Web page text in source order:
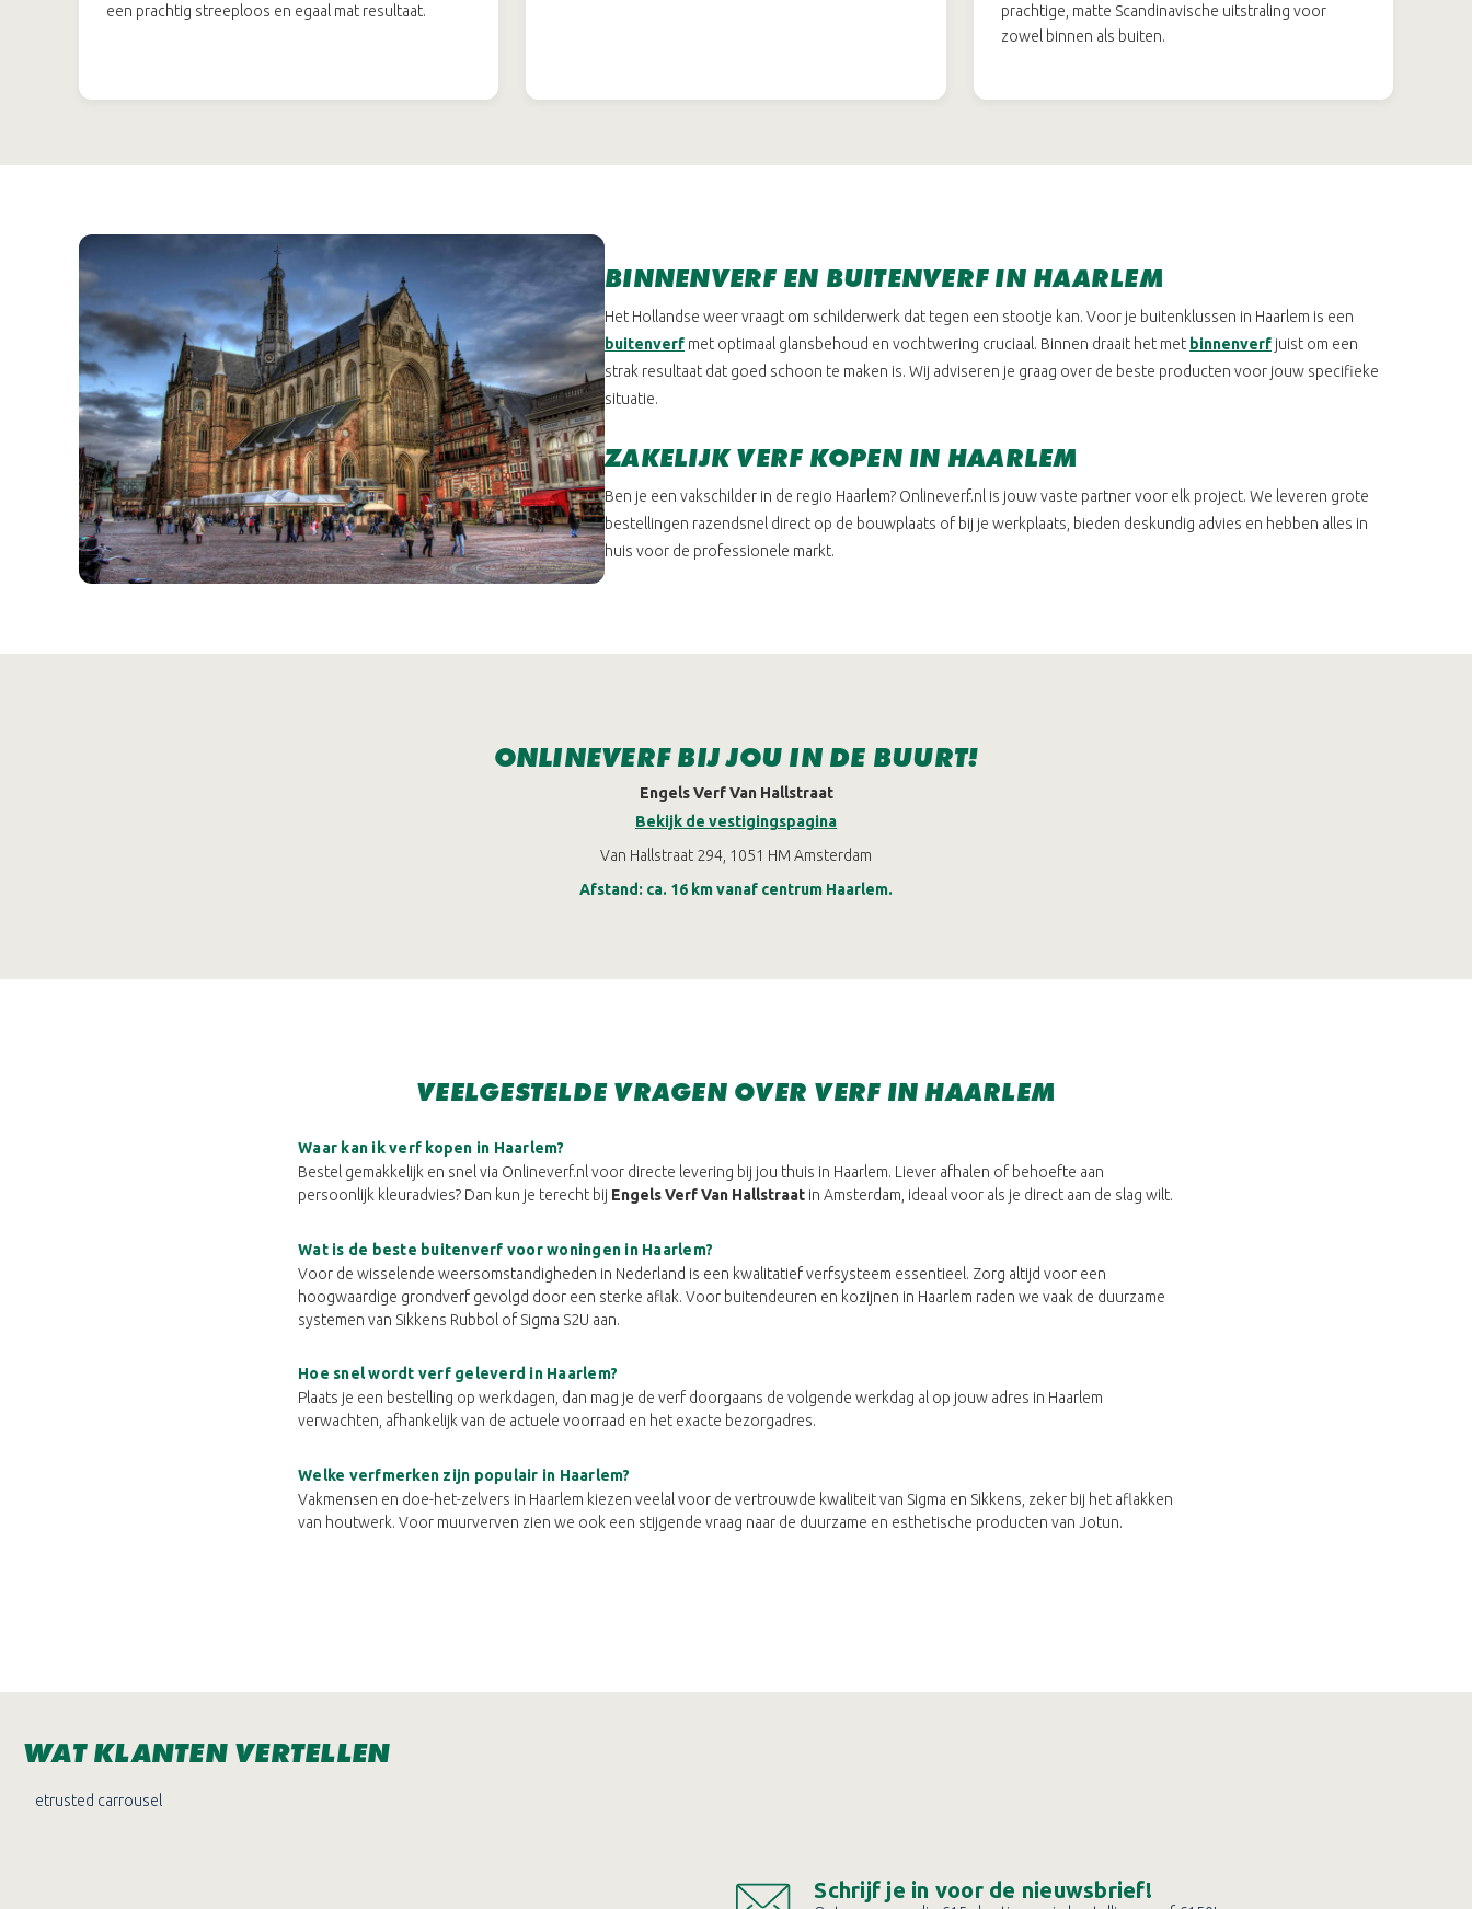
een prachtig streeploos en egaal mat resultaat.
prachtige, matte Scandinavische uitstraling voor
zowel binnen als buiten.
BINNENVERF EN BUITENVERF IN HAARLEM
Het Hollandse weer vraagt om schilderwerk dat tegen een stootje kan. Voor je buitenklussen in Haarlem is een
buitenverf met optimaal glansbehoud en vochtwering cruciaal. Binnen draait het met binnenverf juist om een
strak resultaat dat goed schoon te maken is. Wij adviseren je graag over de beste producten voor jouw specifieke
situatie.
ZAKELIJK VERF KOPEN IN HAARLEM
Ben je een vakschilder in de regio Haarlem? Onlineverf.nl is jouw vaste partner voor elk project. We leveren grote
bestellingen razendsnel direct op de bouwplaats of bij je werkplaats, bieden deskundig advies en hebben alles in
huis voor de professionele markt.
ONLINEVERF BIJ JOU IN DE BUURT!
Engels Verf Van Hallstraat
Bekijk de vestigingspagina
Van Hallstraat 294, 1051 HM Amsterdam
Afstand: ca. 16 km vanaf centrum Haarlem.
VEELGESTELDE VRAGEN OVER VERF IN HAARLEM
Waar kan ik verf kopen in Haarlem?
Bestel gemakkelijk en snel via Onlineverf.nl voor directe levering bij jou thuis in Haarlem. Liever afhalen of behoefte aan
persoonlijk kleuradvies? Dan kun je terecht bij Engels Verf Van Hallstraat in Amsterdam, ideaal voor als je direct aan de slag wilt.
Wat is de beste buitenverf voor woningen in Haarlem?
Voor de wisselende weersomstandigheden in Nederland is een kwalitatief verfsysteem essentieel. Zorg altijd voor een
hoogwaardige grondverf gevolgd door een sterke aflak. Voor buitendeuren en kozijnen in Haarlem raden we vaak de duurzame
systemen van Sikkens Rubbol of Sigma S2U aan.
Hoe snel wordt verf geleverd in Haarlem?
Plaats je een bestelling op werkdagen, dan mag je de verf doorgaans de volgende werkdag al op jouw adres in Haarlem
verwachten, afhankelijk van de actuele voorraad en het exacte bezorgadres.
Welke verfmerken zijn populair in Haarlem?
Vakmensen en doe-het-zelvers in Haarlem kiezen veelal voor de vertrouwde kwaliteit van Sigma en Sikkens, zeker bij het aflakken
van houtwerk. Voor muurverven zien we ook een stijgende vraag naar de duurzame en esthetische producten van Jotun.
WAT KLANTEN VERTELLEN
etrusted carrousel
Schrijf je in voor de nieuwsbrief!